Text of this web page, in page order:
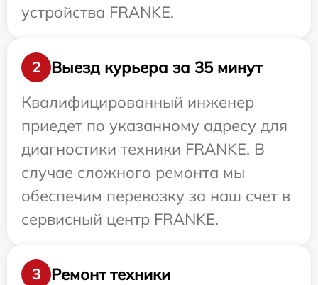
устройства FRANKE.
2
Выезд курьера за 35 минут
Квалифицированный инженер
приедет по указанному адресу для
диагностики техники FRANKE. В
случае сложного ремонта мы
обеспечим перевозку за наш счет в
сервисный центр FRANKE.
3
Ремонт техники